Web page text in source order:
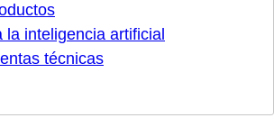
la inteligencia artificial
técnicas